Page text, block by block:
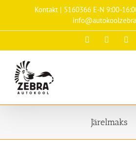
Kontakt | 5160366 E-N 9:00-
FacebookInstagram
Järelmaks